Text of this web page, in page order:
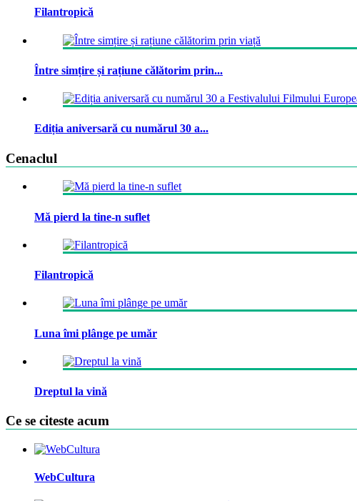
Filantropică
Între simțire și rațiune călătorim prin...
Ediția aniversară cu numărul 30 a...
Cenaclul
Mă pierd la tine-n suflet
Filantropică
Luna îmi plânge pe umăr
Dreptul la vină
Ce se citeste acum
WebCultura